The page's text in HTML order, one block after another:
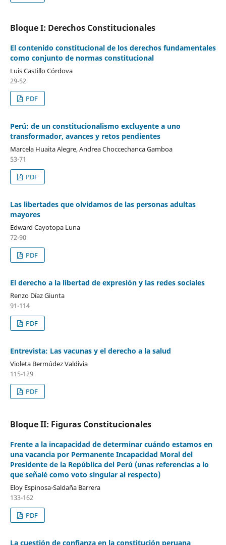
Bloque I: Derechos Constitucionales
El contenido constitucional de los derechos fundamentales
como conjunto de normas constitucional
Luis Castillo Córdova
29-52
PDF
Perú: de un constitucionalismo excluyente a uno
transformador, avances y retos pendientes
Marcela Huaita Alegre, Andrea Choccechanca Gamboa
53-71
PDF
Las libertades que olvidamos de las personas adultas
mayores
Edward Cayotopa Luna
72-90
PDF
El derecho a la libertad de expresión y las redes sociales
Renzo Díaz Giunta
91-114
PDF
Entrevista: Las vacunas y el derecho a la salud
Violeta Bermúdez Valdivia
115-129
PDF
Bloque II: Figuras Constitucionales
Frente a la incapacidad de determinar cuándo estamos en
una vacancia por Permanente Incapacidad Moral del
Presidente de la República del Perú (unas referencias a lo
que señalé como voto singular al respecto)
Eloy Espinosa-Saldaña Barrera
133-162
PDF
La cuestión de confianza en la constitución peruana